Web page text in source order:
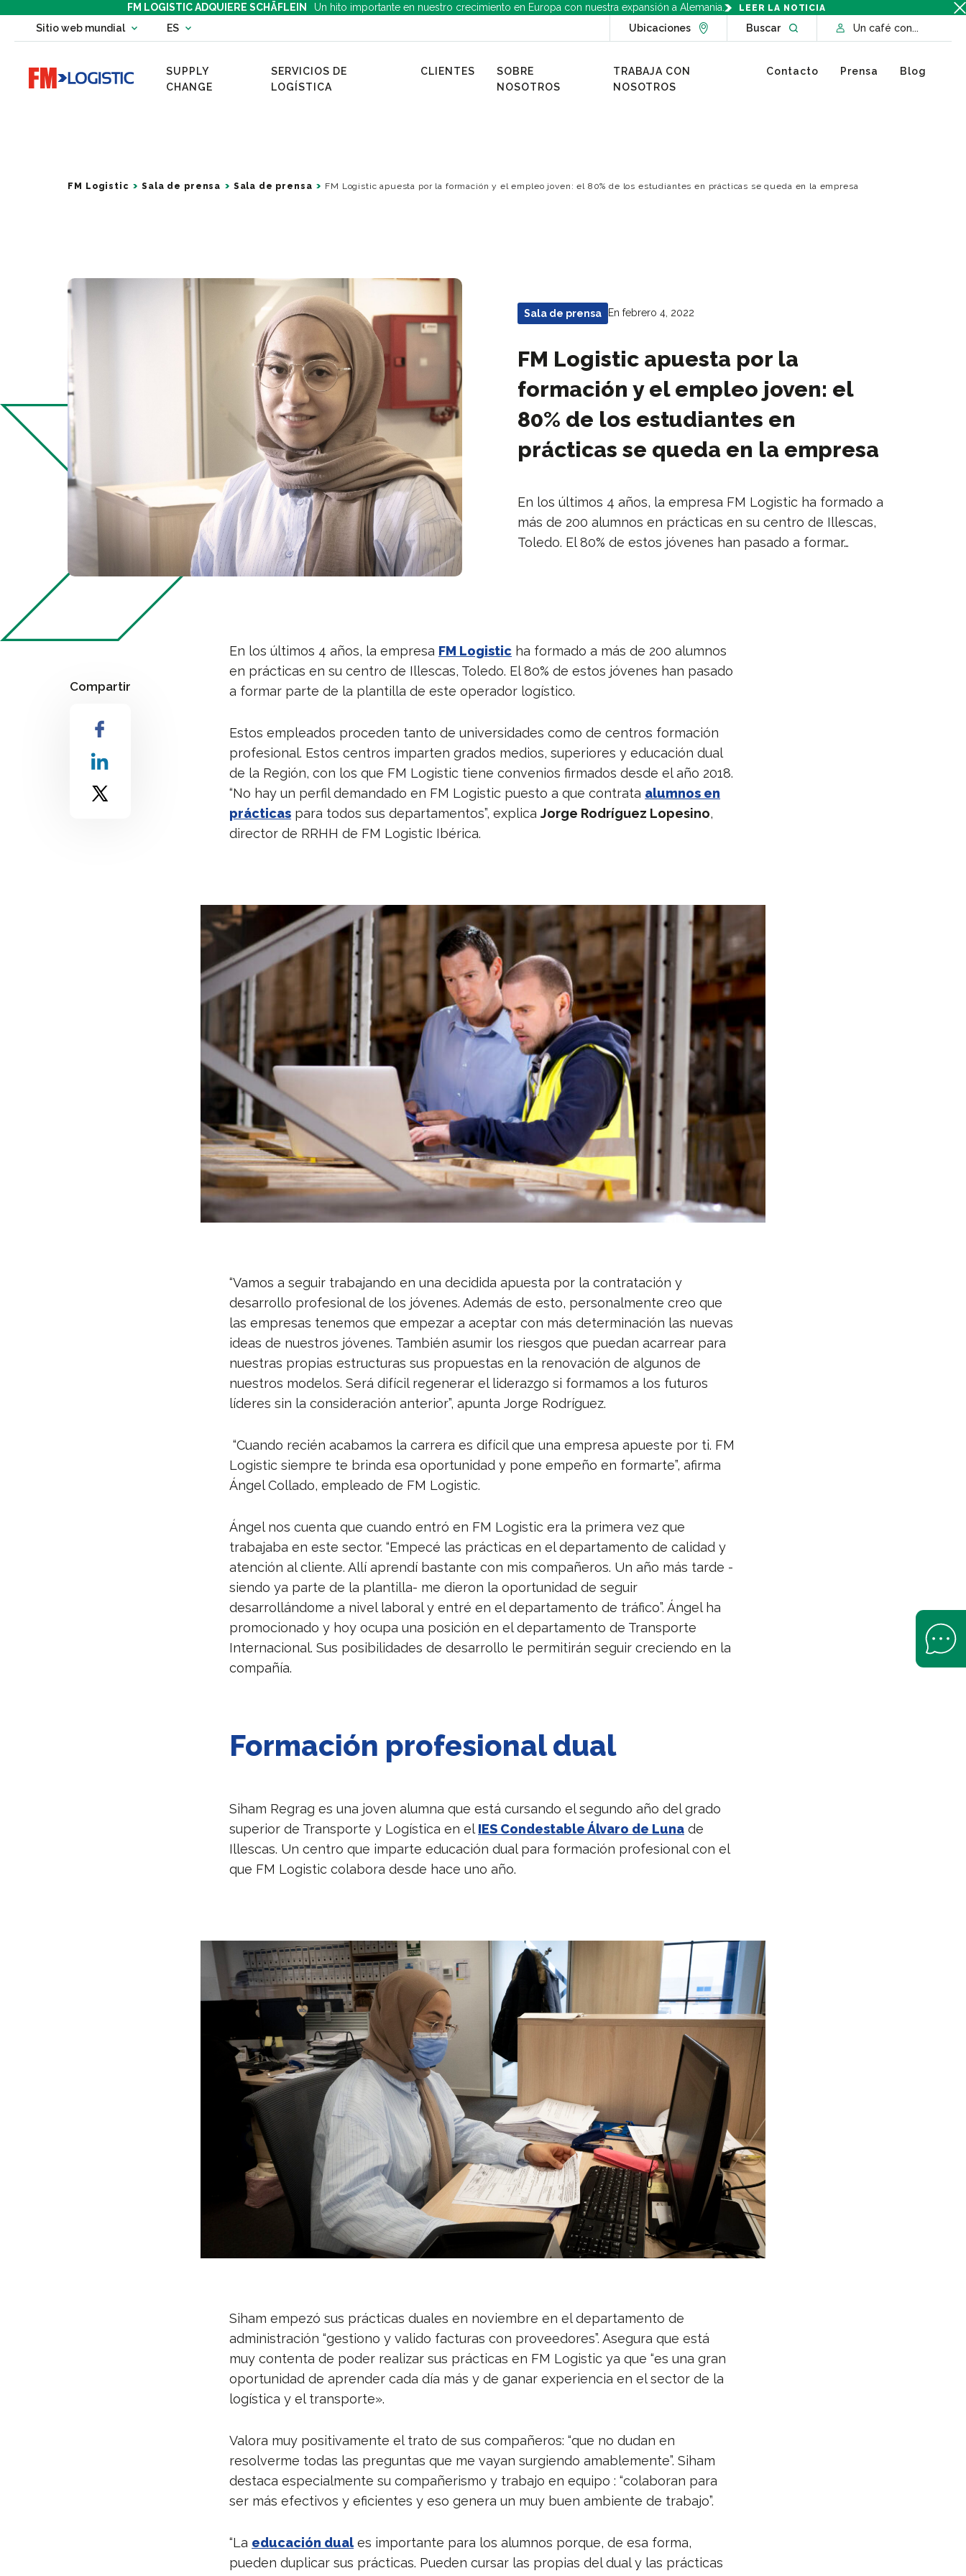
FM LOGISTIC ADQUIERE SCHÄFLEIN Un hito importante en nuestro crecimiento en Europa con nuestra expansión a Alemania. LEER LA NOTICIA
Sitio web mundial Change country website
ES
Change language UbicacionesGo to Locations page
BuscarOpen website searchUn café con...
Go to home page
SUPPLY
CHANGE
SERVICIOS DE
LOGÍSTICA
CLIENTES
SOBRE
NOSOTROS
TRABAJA CON
NOSOTROS
Contacto Prensa Blog
FM Logistic Sala de prensa Sala de prensa FM Logistic apuesta por la formación y el empleo joven: el 80% de los estudiantes en prácticas se queda en la empresa
Sala de prensa En febrero 4, 2022
FM Logistic apuesta por la
formación y el empleo joven: el
80% de los estudiantes en
prácticas se queda en la empresa
En los últimos 4 años, la empresa FM Logistic ha formado a
más de 200 alumnos en prácticas en su centro de Illescas,
Toledo. El 80% de estos jóvenes han pasado a formar…
Compartir
En los últimos 4 años, la empresa FM Logistic ha formado a más de 200 alumnos
en prácticas en su centro de Illescas, Toledo. El 80% de estos jóvenes han pasado
a formar parte de la plantilla de este operador logístico.
Estos empleados proceden tanto de universidades como de centros formación
profesional. Estos centros imparten grados medios, superiores y educación dual
de la Región, con los que FM Logistic tiene convenios firmados desde el año 2018.
“No hay un perfil demandado en FM Logistic puesto a que contrata alumnos en
prácticas para todos sus departamentos”, explicaJorge Rodríguez Lopesino,
director de RRHH de FM Logistic Ibérica.
“Vamos a seguir trabajando en una decidida apuesta por la contratación y
desarrollo profesional de los jóvenes. Además de esto, personalmente creo que
las empresas tenemos que empezar a aceptar con más determinación las nuevas
ideas de nuestros jóvenes. También asumir los riesgos que puedan acarrear para
nuestras propias estructuras sus propuestas en la renovación de algunos de
nuestros modelos. Será difícil regenerar el liderazgo si formamos a los futuros
líderes sin la consideración anterior”, apunta Jorge Rodríguez.
“Cuando recién acabamos la carrera es difícil que una empresa apueste por ti. FM
Logistic siempre te brinda esa oportunidad y pone empeño en formarte”, afirma
Ángel Collado, empleado de FM Logistic.
Ángel nos cuenta que cuando entró en FM Logistic era la primera vez que
trabajaba en este sector. “Empecé las prácticas en el departamento de calidad y
atención al cliente. Allí aprendí bastante con mis compañeros. Un año más tarde -
siendo ya parte de la plantilla- me dieron la oportunidad de seguir
desarrollándome a nivel laboral y entré en el departamento de tráfico”. Ángel ha
promocionado y hoy ocupa una posición en el departamento de Transporte
Internacional. Sus posibilidades de desarrollo le permitirán seguir creciendo en la
compañía.
Formación profesional dual
Siham Regrag es una joven alumna que está cursando el segundo año del grado
superior de Transporte y Logística en el IES Condestable Álvaro de Luna de
Illescas. Un centro que imparte educación dual para formación profesional con el
que FM Logistic colabora desde hace uno año.
Siham empezó sus prácticas duales en noviembre en el departamento de
administración “gestiono y valido facturas con proveedores”. Asegura que está
muy contenta de poder realizar sus prácticas en FM Logistic ya que “es una gran
oportunidad de aprender cada día más y de ganar experiencia en el sector de la
logística y el transporte».
Valora muy positivamente el trato de sus compañeros: “que no dudan en
resolverme todas las preguntas que me vayan surgiendo amablemente”. Siham
destaca especialmente su compañerismo y trabajo en equipo : “colaboran para
ser más efectivos y eficientes y eso genera un muy buen ambiente de trabajo”.
“La educación dual es importante para los alumnos porque, de esa forma,
pueden duplicar sus prácticas. Pueden cursar las propias del dual y las prácticas
Open